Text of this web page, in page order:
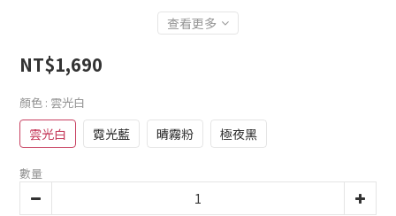
查看更多
NT$1,690
顏色 : 雲光白
雲光白 霓光藍 晴霧粉 極夜黑
數量